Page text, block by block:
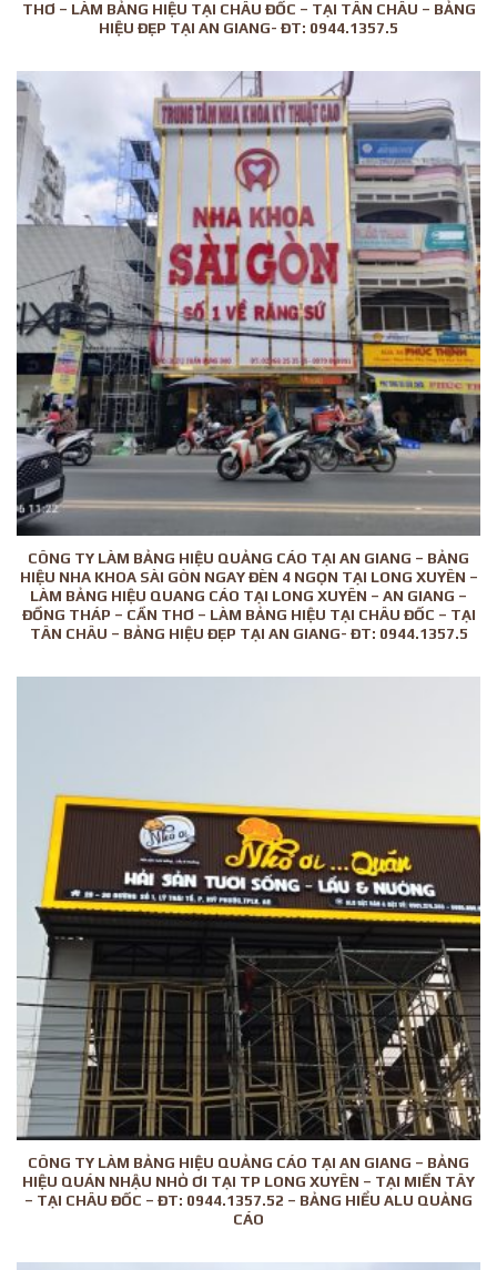
THƠ – LÀM BẢNG HIỆU TẠI CHÂU ĐỐC – TẠI TÂN CHÂU – BẢNG
HIỆU ĐẸP TẠI AN GIANG- ĐT: 0944.1357.5
CÔNG TY LÀM BẢNG HIỆU QUẢNG CÁO TẠI AN GIANG – BẢNG
HIỆU NHA KHOA SÀI GÒN NGAY ĐÈN 4 NGỌN TẠI LONG XUYÊN –
LÀM BẢNG HIỆU QUANG CÁO TẠI LONG XUYÊN – AN GIANG –
ĐỒNG THÁP – CẦN THƠ – LÀM BẢNG HIỆU TẠI CHÂU ĐỐC – TẠI
TÂN CHÂU – BẢNG HIỆU ĐẸP TẠI AN GIANG- ĐT: 0944.1357.5
CÔNG TY LÀM BẢNG HIỆU QUẢNG CÁO TẠI AN GIANG – BẢNG
HIỆU QUÁN NHẬU NHỎ ƠI TẠI TP LONG XUYÊN – TẠI MIỀN TÂY
– TẠI CHÂU ĐỐC – ĐT: 0944.1357.52 – BẢNG HIỂU ALU QUẢNG
CÁO